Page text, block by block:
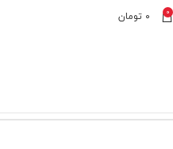
0 ۰ تومان